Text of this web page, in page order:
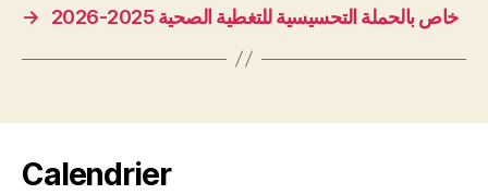
→
خاص بالحملة التحسيسية للتغطية الصحية 2025-2026
Calendrier